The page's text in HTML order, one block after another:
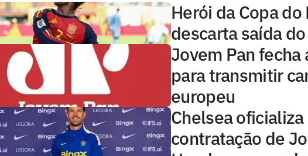
Herói da Copa
descarta saída
Jovem Pan fecha
para transmitir
europeu
Chelsea oficializa
contratação de